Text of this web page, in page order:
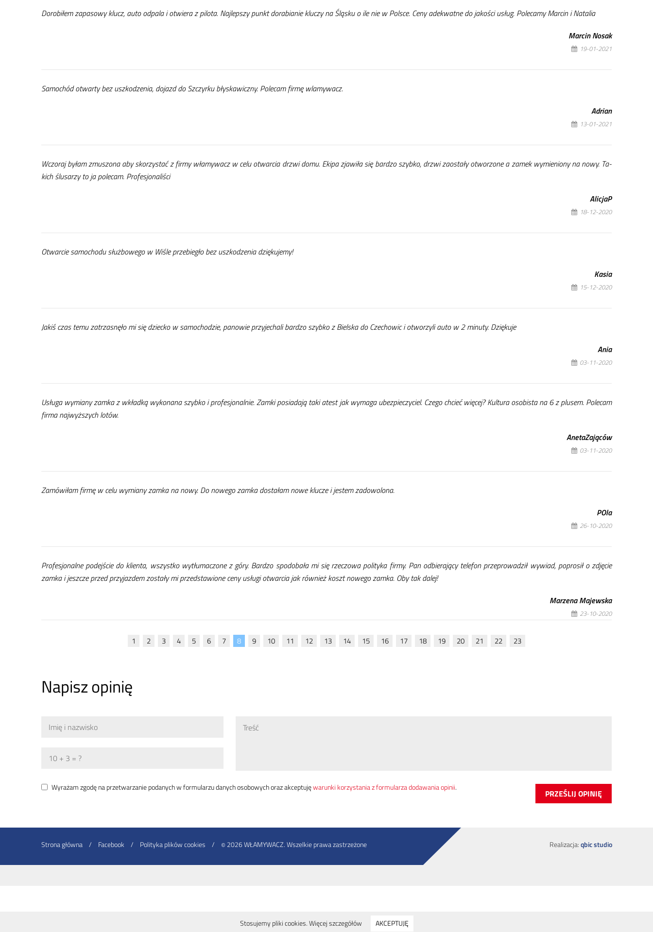
Do­ro­bi­łem za­pa­so­wy klucz, au­to od­pa­la i otwie­ra z pi­lo­ta. Naj­lep­szy punkt do­ra­bia­nie klu­czy na Ślą­sku o ile nie w Pol­sce. Ce­ny ade­kwat­ne do ja­ko­ści usług. Po­le­ca­my Mar­cin i Na­ta­lia
Mar­cin No­sak
19-01-2021
Sa­mo­chód otwar­ty bez uszko­dze­nia, do­jazd do Sz­czyr­ku bły­ska­wicz­ny. Po­le­cam fir­mę wla­my­wacz.
Adrian
13-01-2021
Wczo­raj by­łam zmu­szo­na aby sko­rzy­stać z fir­my wła­my­wacz w ce­lu otwar­cia drzwi do­mu. Eki­pa zja­wi­ła się bar­dzo szyb­ko, drzwi za­osta­ły otwo­rzo­ne a za­mek wy­mie­nio­ny na no­wy. Ta­
kich ślu­sa­rzy to ja po­le­cam. Pro­fe­sjo­na­li­ści
Ali­cjaP
18-12-2020
Otwar­cie sa­mo­cho­du służ­bo­we­go w Wi­śle prze­bie­gło bez uszko­dze­nia dzię­ku­je­my!
Ka­sia
15-12-2020
Ja­kiś czas te­mu za­trza­snę­ło mi się dziec­ko w sa­mo­cho­dzie, pa­no­wie przy­je­cha­li bar­dzo szyb­ko z Biel­ska do Cze­cho­wic i otwo­rzy­li au­to w 2 mi­nu­ty. Dzię­ku­je
Ania
03-11-2020
Usłu­ga wy­mia­ny zam­ka z wkład­ką wy­ko­na­na szyb­ko i pro­fe­sjo­nal­nie. Zam­ki po­sia­da­ją ta­ki atest jak wy­ma­ga ubez­pie­czy­ciel. Cze­go chcieć wię­cej? Kul­tu­ra oso­bi­sta na 6 z plu­sem. Po­le­cam
fir­ma naj­wyż­szych lo­tów.
Ane­ta­Za­ją­ców
03-11-2020
Za­mó­wi­łam fir­mę w ce­lu wy­mia­ny zam­ka na no­wy. Do no­we­go zam­ka do­sta­łam no­we klu­cze i je­stem za­do­wo­lo­na.
POla
26-10-2020
Pro­fe­sjo­nal­ne po­dej­ście do klien­ta, wszyst­ko wy­tłu­ma­czo­ne z gó­ry. Bar­dzo spodo­ba­ła mi się rze­czo­wa po­li­ty­ka fir­my. Pan od­bie­ra­ją­cy te­le­fon prze­pro­wa­dził wy­wiad, po­pro­sił o zdję­cie
zam­ka i jesz­cze przed przy­jaz­dem zo­sta­ły mi przed­sta­wio­ne ce­ny usłu­gi otwar­cia jak rów­nież koszt no­we­go zam­ka. Oby tak da­lej!
Ma­rze­na Ma­jew­ska
23-10-2020
1 2 3 4 5 6 7 8 9 10 11 12 13 14 15 16 17 18 19 20 21 22 23
Napisz opinię
Wyrażam zgodę na przetwarzanie podanych w formularzu danych osobowych oraz akceptujęwarunki korzystania z formularza dodawania opinii.
Strona główna / Facebook / Polityka plików cookies / ©2026 WŁAMYWACZ. Wszelkie prawa zastrzeżone Realizacja:qbic studio
Stosujemy pliki cookies.Więcej szczegółów AKCEPTUJĘ